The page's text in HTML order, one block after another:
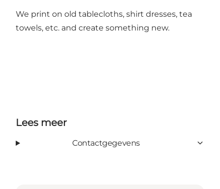
We print on old tablecloths, shirt dresses, tea
towels, etc. and create something new.
Lees meer
Contactgegevens